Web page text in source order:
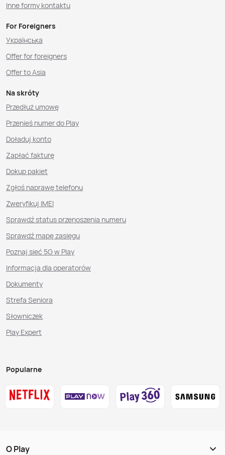
Inne formy kontaktu
For Foreigners
Українська
Offer for foreigners
Offer to Asia
Na skróty
Przedłuż umowę
Przenieś numer do Play
Doładuj konto
Zapłać fakturę
Dokup pakiet
Zgłoś naprawę telefonu
Zweryfikuj IMEI
Sprawdź status przenoszenia numeru
Sprawdź mapę zasięgu
Poznaj sieć 5G w Play
Informacja dla operatorów
Dokumenty
Strefa Seniora
Słowniczek
Play Expert
Popularne
O Play